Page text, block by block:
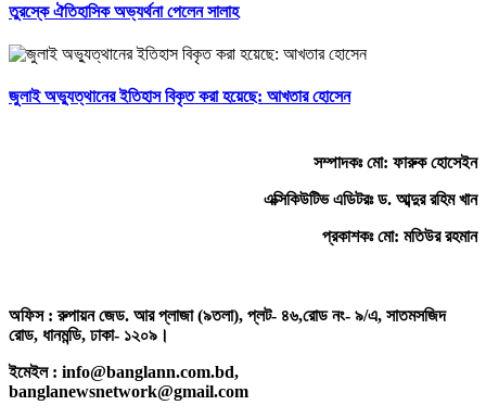
তুরস্কে ঐতিহাসিক অভ্যর্থনা পেলেন সালাহ
জুলাই অভ্যুত্থানের ইতিহাস বিকৃত করা হয়েছে: আখতার হোসেন
সম্পাদকঃ মো: ফারুক হোসেইন
এক্সিকিউটিভ এডিটরঃ ড. আব্দুর রহিম খান
প্রকাশকঃ মো: মতিউর রহমান
অফিস : রুপায়ন জেড. আর প্লাজা (৯তলা), প্লট- ৪৬,রোড নং- ৯/এ, সাতমসজিদ
রোড, ধানমন্ডি, ঢাকা- ১২০৯।
ইমেইল : info@banglann.com.bd,
banglanewsnetwork@gmail.com